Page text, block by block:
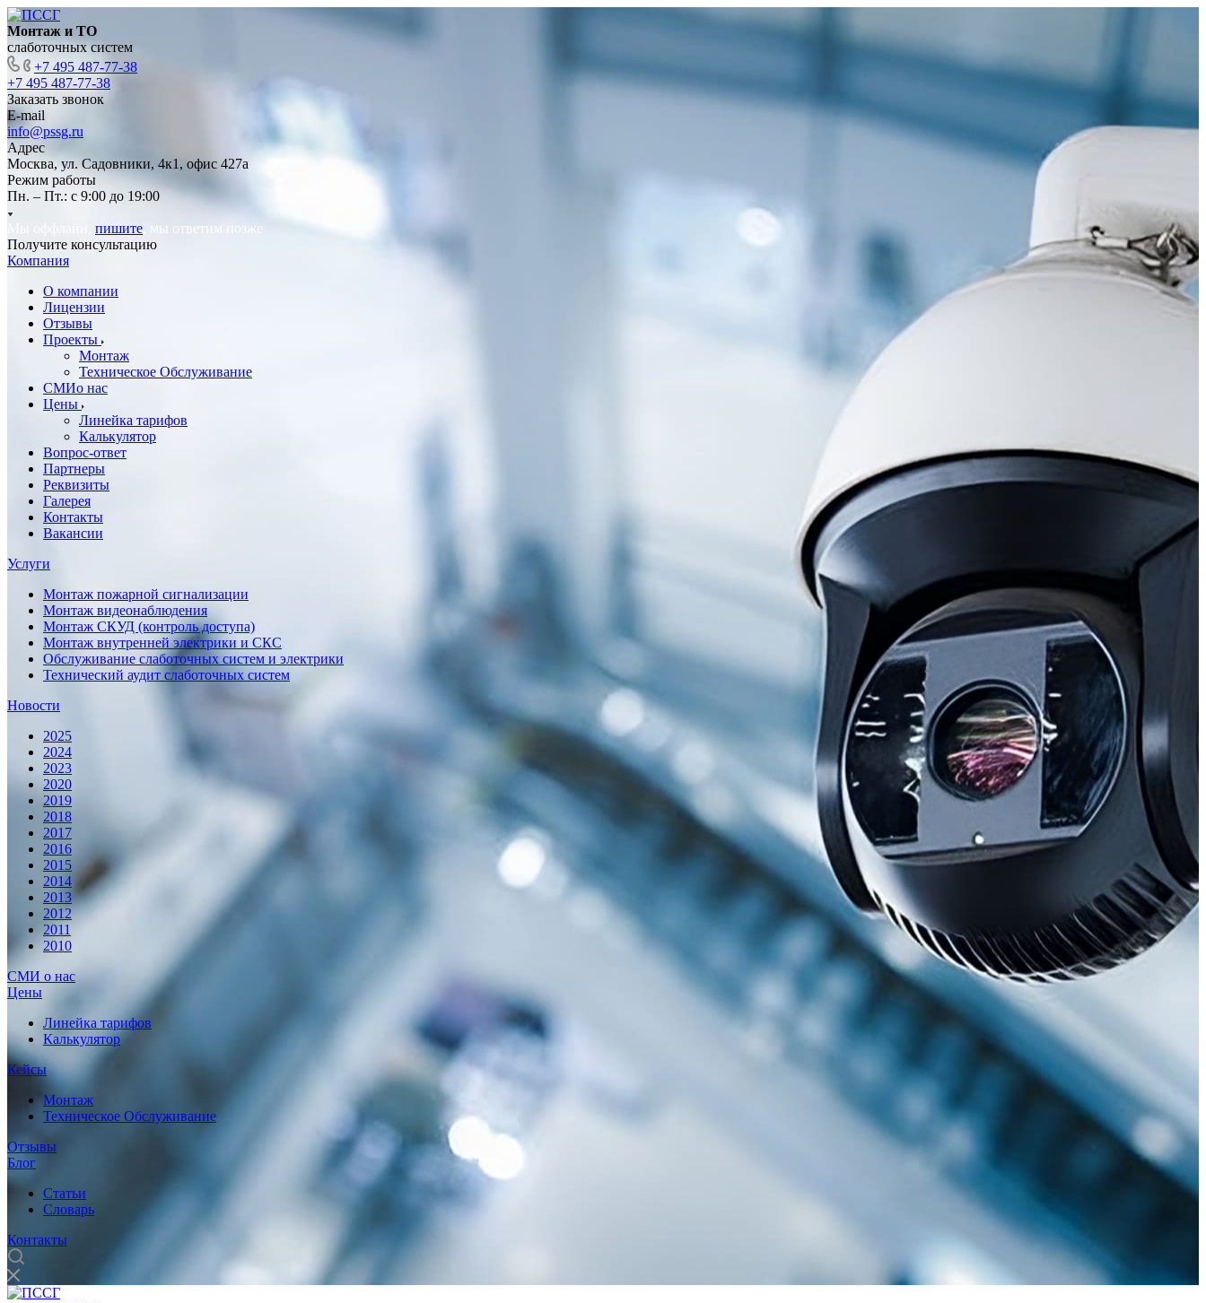
Монтаж и ТО
слаботочных систем
+7 495 487-77-38
+7 495 487-77-38
Заказать звонок
E-mail
info@pssg.ru
Адрес
Москва, ул. Садовники, 4к1, офис 427а
Режим работы
Пн. – Пт.: с 9:00 до 19:00
пишите , мы ответим позже
Получите консультацию
Компания
О компании
Лицензии
Отзывы
Проекты
Монтаж
Техническое Обслуживание
СМИо нас
Цены
Линейка тарифов
Калькулятор
Вопрос-ответ
Партнеры
Реквизиты
Галерея
Контакты
Вакансии
Услуги
Монтаж пожарной сигнализации
Монтаж видеонаблюдения
Монтаж СКУД (контроль доступа)
Монтаж внутренней электрики и СКС
Обслуживание слаботочных систем и электрики
Технический аудит слаботочных систем
Новости
2025
2024
2023
2020
2019
2018
2017
2016
2015
2014
2013
2012
2011
2010
СМИ о нас
Цены
Линейка тарифов
Калькулятор
Кейсы
Монтаж
Техническое Обслуживание
Отзывы
Блог
Статьи
Словарь
Контакты